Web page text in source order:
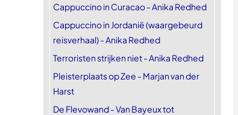
Cappuccino in Curacao - Anika Redhed
Cappuccino in Jordanië (waargebeurd
reisverhaal) - Anika Redhed
Terroristen strijken niet - Anika Redhed
Pleisterplaats op Zee - Marjan van der
Harst
De Flevowand - Van Bayeux tot